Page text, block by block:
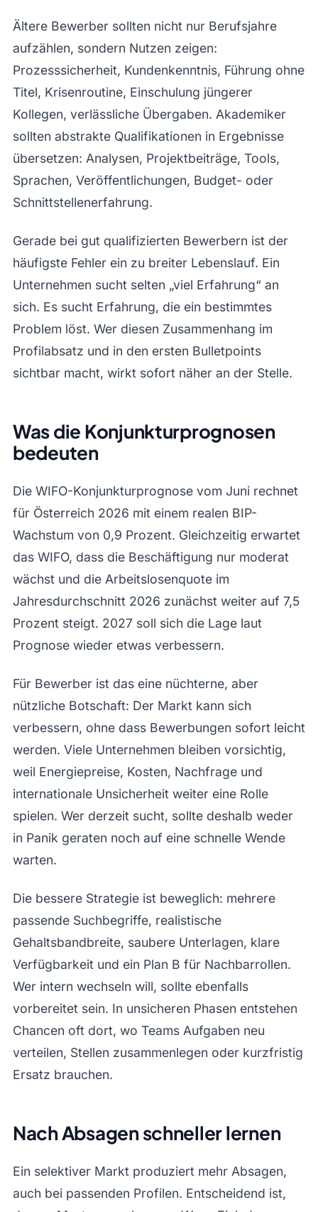
Ältere Bewerber sollten nicht nur Berufsjahre
aufzählen, sondern Nutzen zeigen:
Prozesssicherheit, Kundenkenntnis, Führung ohne
Titel, Krisenroutine, Einschulung jüngerer
Kollegen, verlässliche Übergaben. Akademiker
sollten abstrakte Qualifikationen in Ergebnisse
übersetzen: Analysen, Projektbeiträge, Tools,
Sprachen, Veröffentlichungen, Budget- oder
Schnittstellenerfahrung.
Gerade bei gut qualifizierten Bewerbern ist der
häufigste Fehler ein zu breiter Lebenslauf. Ein
Unternehmen sucht selten „viel Erfahrung“ an
sich. Es sucht Erfahrung, die ein bestimmtes
Problem löst. Wer diesen Zusammenhang im
Profilabsatz und in den ersten Bulletpoints
sichtbar macht, wirkt sofort näher an der Stelle.
Was die Konjunkturprognosen
bedeuten
Die WIFO-Konjunkturprognose vom Juni rechnet
für Österreich 2026 mit einem realen BIP-
Wachstum von 0,9 Prozent. Gleichzeitig erwartet
das WIFO, dass die Beschäftigung nur moderat
wächst und die Arbeitslosenquote im
Jahresdurchschnitt 2026 zunächst weiter auf 7,5
Prozent steigt. 2027 soll sich die Lage laut
Prognose wieder etwas verbessern.
Für Bewerber ist das eine nüchterne, aber
nützliche Botschaft: Der Markt kann sich
verbessern, ohne dass Bewerbungen sofort leicht
werden. Viele Unternehmen bleiben vorsichtig,
weil Energiepreise, Kosten, Nachfrage und
internationale Unsicherheit weiter eine Rolle
spielen. Wer derzeit sucht, sollte deshalb weder
in Panik geraten noch auf eine schnelle Wende
warten.
Die bessere Strategie ist beweglich: mehrere
passende Suchbegriffe, realistische
Gehaltsbandbreite, saubere Unterlagen, klare
Verfügbarkeit und ein Plan B für Nachbarrollen.
Wer intern wechseln will, sollte ebenfalls
vorbereitet sein. In unsicheren Phasen entstehen
Chancen oft dort, wo Teams Aufgaben neu
verteilen, Stellen zusammenlegen oder kurzfristig
Ersatz brauchen.
Nach Absagen schneller lernen
Ein selektiver Markt produziert mehr Absagen,
auch bei passenden Profilen. Entscheidend ist,